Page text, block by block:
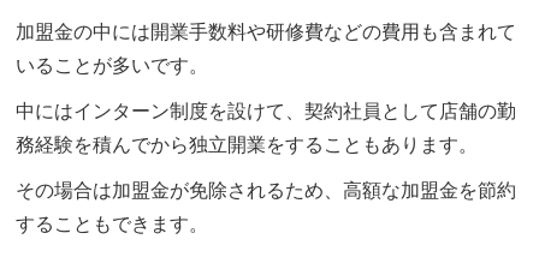
加盟金の中には開業手数料や研修費などの費用も含まれて
いることが多いです。
中にはインターン制度を設けて、契約社員として店舗の勤
務経験を積んでから独立開業をすることもあります。
その場合は加盟金が免除されるため、高額な加盟金を節約
することもできます。